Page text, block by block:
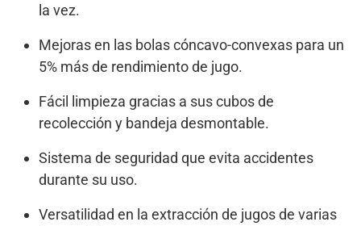
la vez.
Mejoras en las bolas cóncavo-convexas para un
5% más de rendimiento de jugo.
Fácil limpieza gracias a sus cubos de
recolección y bandeja desmontable.
Sistema de seguridad que evita accidentes
durante su uso.
Versatilidad en la extracción de jugos de varias